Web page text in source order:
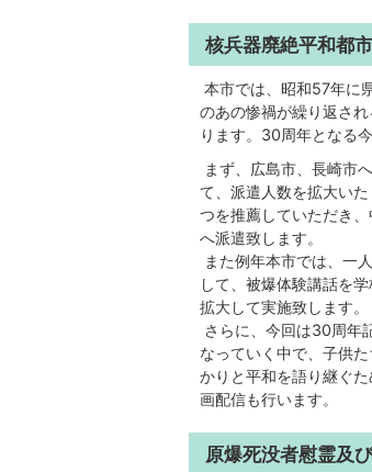
核兵器廃絶平和都
本市では、昭和57年に
のあの惨禍が繰り返さ
ります。30周年となる
まず、広島市、長崎市
て、派遣人数を拡大い
つを推薦していただき
へ派遣致します。
また例年本市では、一
して、被爆体験講話を
拡大して実施致します。
さらに、今回は30周年
なっていく中で、子供
かりと平和を語り継ぐ
画配信も行います。
原爆死没者慰霊及